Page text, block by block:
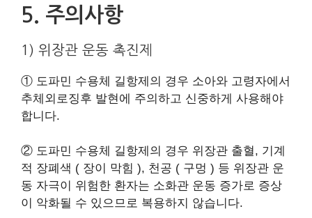
​5. 주의사항
1) 위장관 운동 촉진제
① 도파민 수용체 길항제의 경우 소아와 고령자에서
추체외로징후 발현에 주의하고 신중하게 사용해야
합니다.
​② 도파민 수용체 길항제의 경우 위장관 출혈, 기계
적 장폐색 ( 장이 막힘 ), 천공 ( 구멍 ) 등 위장관 운
동 자극이 위험한 환자는 소화관 운동 증가로 증상
이 악화될 수 있으므로 복용하지 않습니다.